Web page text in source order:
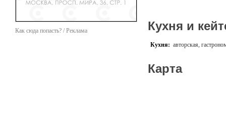
Как сюда попасть? / Реклама Кухня и
Кухня: авторская,
Карта